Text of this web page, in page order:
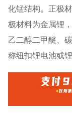
化锰结构。正极
极材料为金属锂
乙二醇二甲醚、
称纽扣锂电池或